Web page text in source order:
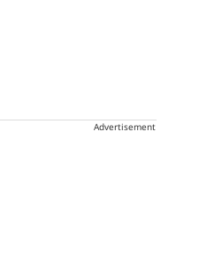
Advertisement